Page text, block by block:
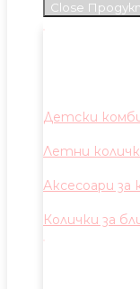
Close
Детски
Летни
Аксесоари за
Колички за